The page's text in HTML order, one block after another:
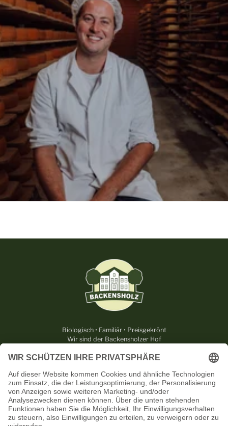
Zur Backensholz Story
Biologisch • Familiär • Preisgekrönt
Wir sind der Backensholzer Hof
NÜTZLICHES
KONTAKT